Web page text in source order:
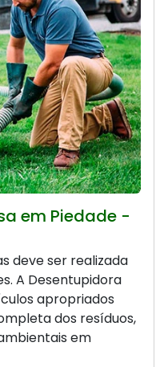
em Piedade -
deve ser realizada
A Desentupidora
apropriados
dos resíduos,
em